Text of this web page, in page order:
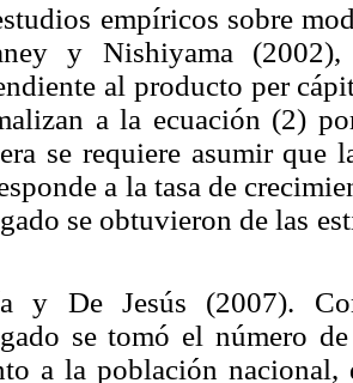
empíricos sobre
y Nishiyama
al producto per
a la ecuación (2)
se requiere asumir que
a la tasa de
se obtuvieron de las
y De Jesús (2007).
se tomó el número
a la población nacional,